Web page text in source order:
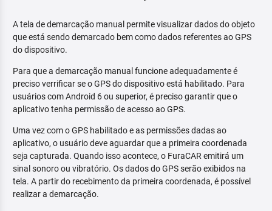
A tela de demarcação manual permite visualizar dados do objeto
que está sendo demarcado bem como dados referentes ao GPS
do dispositivo.
Para que a demarcação manual funcione adequadamente é
preciso verrificar se o GPS do dispositivo está habilitado. Para
usuários com Android 6 ou superior, é preciso garantir que o
aplicativo tenha permissão de acesso ao GPS.
Uma vez com o GPS habilitado e as permissões dadas ao
aplicativo, o usuário deve aguardar que a primeira coordenada
seja capturada. Quando isso acontece, o FuraCAR emitirá um
sinal sonoro ou vibratório. Os dados do GPS serão exibidos na
tela. A partir do recebimento da primeira coordenada, é possível
realizar a demarcação.